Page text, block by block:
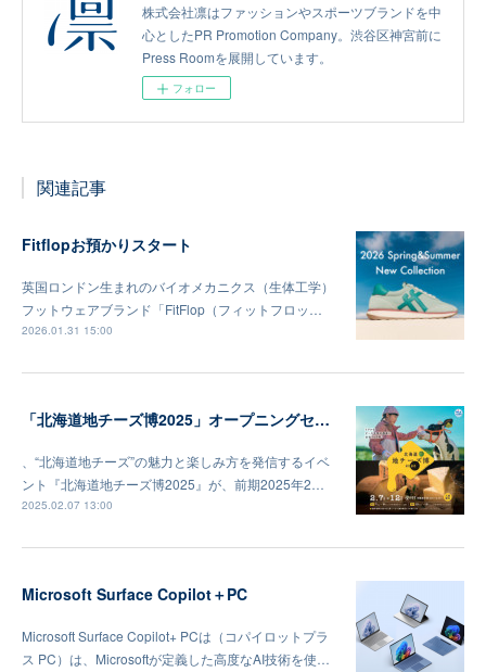
株式会社凛はファッションやスポーツブランドを中
心としたPR Promotion Company。渋谷区神宮前に
Press Roomを展開しています。
フォロー
関連記事
Fitflopお預かりスタート
英国ロンドン生まれのバイオメカニクス（生体工学）
フットウェアブランド「FitFlop（フィットフロッ…
2026.01.31 15:00
「北海道地チーズ博2025」オープニングセレモニー及びメディア向け内覧会
、“北海道地チーズ”の魅力と楽しみ方を発信するイベ
ント『北海道地チーズ博2025』が、前期2025年2…
2025.02.07 13:00
Microsoft Surface Copilot＋PC
Microsoft Surface Copilot+ PCは（コパイロットプラ
ス PC）は、Microsoftが定義した高度なAI技術を使…